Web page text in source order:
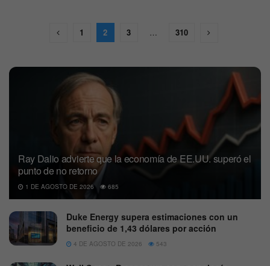
1 2 3 … 310
Ray Dalio advierte que la economía de EE.UU. superó el
punto de no retorno
1 DE AGOSTO DE 2026 685
Duke Energy supera estimaciones con un
beneficio de 1,43 dólares por acción
4 DE AGOSTO DE 2026 543